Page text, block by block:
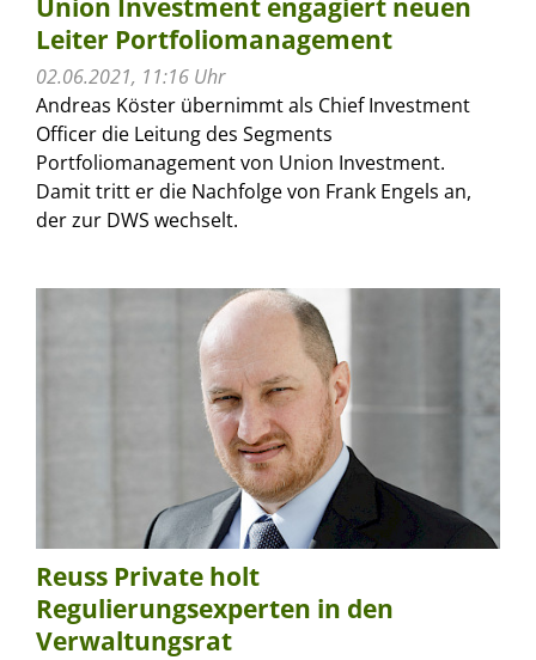
Union Investment engagiert neuen
Leiter Portfoliomanagement
02.06.2021, 11:16 Uhr
Andreas Köster übernimmt als Chief Investment
Officer die Leitung des Segments
Portfoliomanagement von Union Investment.
Damit tritt er die Nachfolge von Frank Engels an,
der zur DWS wechselt.
Reuss Private holt
Regulierungsexperten in den
Verwaltungsrat